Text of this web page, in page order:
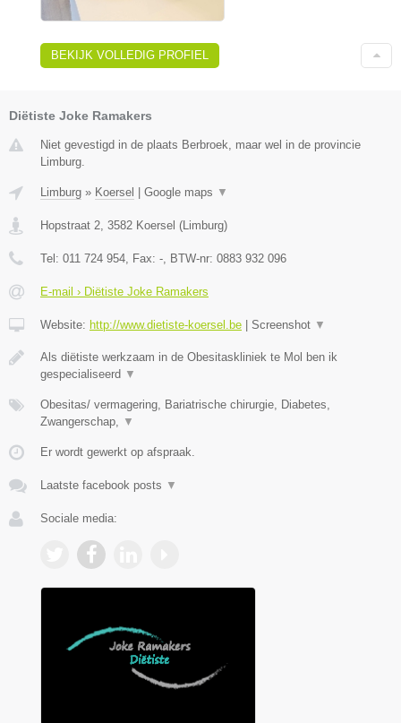
BEKIJK VOLLEDIG PROFIEL
Diëtiste Joke Ramakers
Niet gevestigd in de plaats Berbroek, maar wel in de provincie
Limburg.
Limburg » Koersel | Google maps ▼
Hopstraat 2 3582 Koersel (Limburg)
Tel: 011 724 954 , Fax: - , BTW-nr: 0883 932 096
E-mail › Diëtiste Joke Ramakers
Website: http://www.dietiste-koersel.be | Screenshot ▼
Als diëtiste werkzaam in de Obesitaskliniek te Mol ben ik
gespecialiseerd ▼
Obesitas/ vermagering, Bariatrische chirurgie, Diabetes,
Zwangerschap,
▼
Er wordt gewerkt op afspraak.
Laatste facebook posts ▼
Sociale media: